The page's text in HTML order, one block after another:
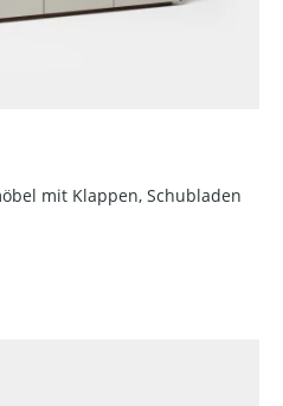
mit Klappen, Schubladen